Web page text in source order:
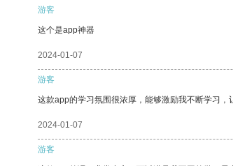
游客
这个是app神器
2024-01-07
游客
这款app的学习氛围很浓厚，能够激励我不断学习，
2024-01-07
游客